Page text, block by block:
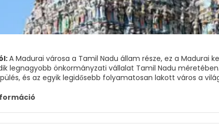
A Madurai városa a Tamil Nadu állam része, ez a Madurai
legnagyobb önkormányzati vállalat Tamil Nadu
és az egyik legidősebb folyamatosan lakott város a
kulturális örökséget mutat, amelyet olyan
10 napig, és évente egymillió látogatót vonz.